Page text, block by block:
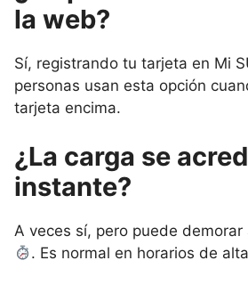
la web?
Sí, registrando tu tarjeta en Mi
personas usan esta opción
tarjeta encima.
¿La carga se
instante?
A veces sí, pero puede demorar
. Es normal en horarios de